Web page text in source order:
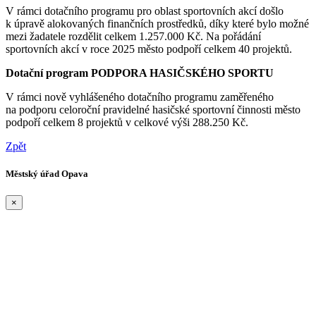
V rámci dotačního programu pro oblast sportovních akcí došlo
k úpravě alokovaných finančních prostředků, díky které bylo možné
mezi žadatele rozdělit celkem 1.257.000 Kč. Na pořádání
sportovních akcí v roce 2025 město podpoří celkem 40 projektů.
Dotační program PODPORA HASIČSKÉHO SPORTU
V rámci nově vyhlášeného dotačního programu zaměřeného
na podporu celoroční pravidelné hasičské sportovní činnosti město
podpoří celkem 8 projektů v celkové výši 288.250 Kč.
Zpět
Městský úřad Opava
×